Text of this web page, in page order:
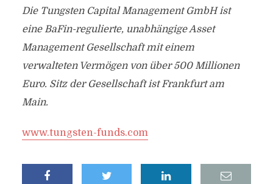
Die Tungsten Capital Management GmbH ist
eine BaFin-regulierte, unabhängige Asset
Management Gesellschaft mit einem
verwalteten Vermögen von über 500 Millionen
Euro. Sitz der Gesellschaft ist Frankfurt am
Main.
www.tungsten-funds.com